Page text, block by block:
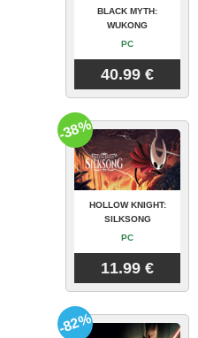
BLACK MYTH:
WUKONG
PC
40.99 €
HOLLOW KNIGHT:
SILKSONG
PC
11.99 €
-38%
-82%